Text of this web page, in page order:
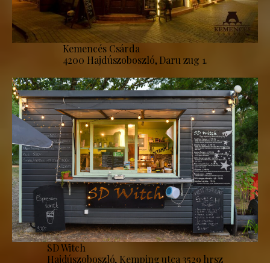
Kemencés Csárda
4200 Hajdúszoboszló, Daru zug 1.
SD Witch
Hajdúszoboszló, Kemping utca 3529 hrsz